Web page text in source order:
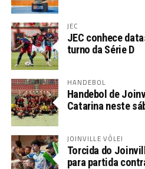
JEC
JEC conhece
turno da Série D
HANDEBOL
Handebol de
Catarina neste
JOINVILLE VÔLEI
Torcida do
para partida